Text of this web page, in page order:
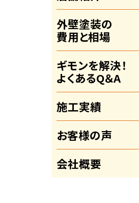
外壁塗装の
費用と相場
ギモンを解決！
よくあるQ＆A
施工実績
お客様の声
会社概要